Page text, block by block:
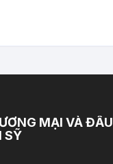
MẠI VÀ ĐẦU
SỸ